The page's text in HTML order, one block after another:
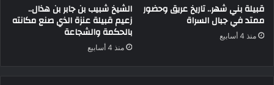
قبيلة بني شهر.. تاريخ عريق وحضور
ممتد في جبال السراة
منذ 4 أسابيع
الشيخ شبيب بن جابر بن هذال..
زعيم قبيلة عنزة الذي صنع مكانته
بالحكمة والشجاعة
منذ 4 أسابيع